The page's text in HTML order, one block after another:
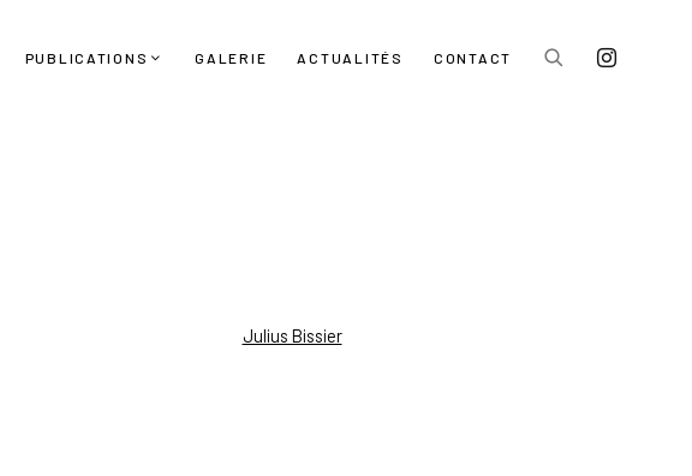
PUBLICATIONS GALERIE ACTUALITÉS CONTACT